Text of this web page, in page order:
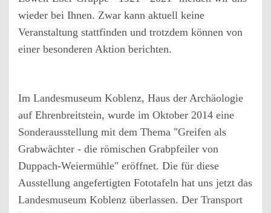
wieder bei Ihnen. Zwar kann aktuell keine
Veranstaltung stattfinden und trotzdem können von
einer besonderen Aktion berichten.
Im Landesmuseum Koblenz, Haus der Archäologie
auf Ehrenbreitstein, wurde im Oktober 2014 eine
Sonderausstellung mit dem Thema "Greifen als
Grabwächter - die römischen Grabpfeiler von
Duppach-Weiermühle" eröffnet. Die für diese
Ausstellung angefertigten Fototafeln hat uns jetzt das
Landesmuseum Koblenz überlassen. Der Transport